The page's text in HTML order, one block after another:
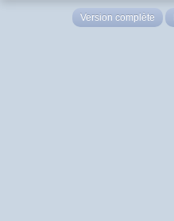
Version complète